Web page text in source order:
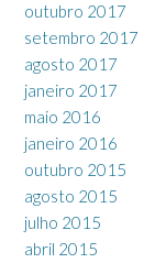
outubro 2017
setembro 2017
agosto 2017
janeiro 2017
maio 2016
janeiro 2016
outubro 2015
agosto 2015
julho 2015
abril 2015